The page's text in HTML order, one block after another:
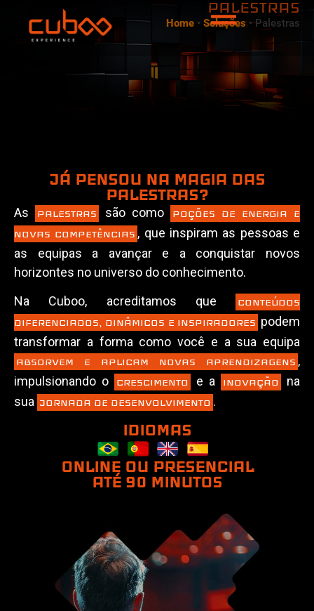
PALESTRAS
Home • Soluções•Palestras
JÁ PENSOU NA MAGIA DAS
PALESTRAS?
As PALESTRAS são como
POÇÕES DE ENERGIA E
NOVAS COMPETÊNCIAS , que inspiram as pessoas e
as equipas a avançar e a conquistar novos
horizontes no universo do conhecimento.
Na Cuboo, acreditamos que
CONTEÚDOS
DIFERENCIADOS, DINÂMICOS E INSPIRADORES podem
transformar a forma como você e a sua equipa
ABSORVEM E APLICAM NOVAS APRENDIZAGENS ,
impulsionando o
CRESCIMENTO e a INOVAÇÃO
na
sua JORNADA DE DESENVOLVIMENTO .
IDIOMAS
ONLINE OU PRESENCIAL
ATÉ 90 MINUTOS